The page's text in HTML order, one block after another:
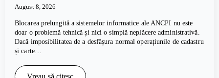
August 8, 2026
Blocarea prelungită a sistemelor informatice ale ANCPI nu este
doar o problemă tehnică și nici o simplă neplăcere administrativă.
Dacă imposibilitatea de a desfășura normal operațiunile de cadastru
și carte…
Vreau să citesc